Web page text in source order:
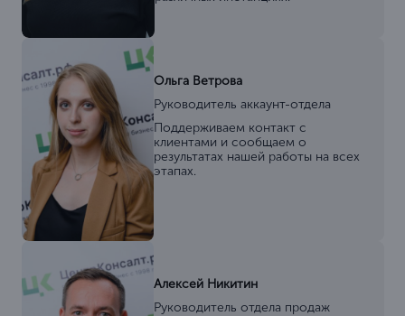
Ольга Ветрова
Руководитель аккаунт-отдела
Поддерживаем контакт с
клиентами и сообщаем о
результатах нашей работы на всех
этапах.
Алексей Никитин
Руководитель отдела продаж